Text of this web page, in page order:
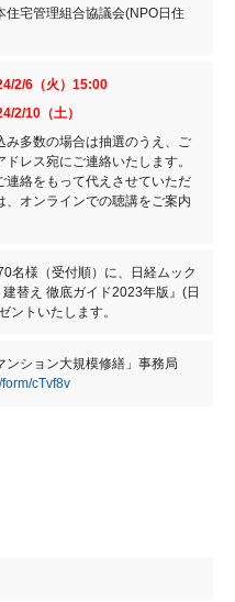
住宅管理組合協議会(NPO日住
2/6（火）15:00
2/10（土）
み多数の場合は抽選のうえ、ご
レス宛にご連絡いたします。
連絡をもって代えさせていただ
、オンラインでの聴講をご案内
名様（受付順）に、日経ムック
建替え 徹底ガイド2023年版』(日
ントいたします。
ンション大規模修繕」事務局
cTvf8v